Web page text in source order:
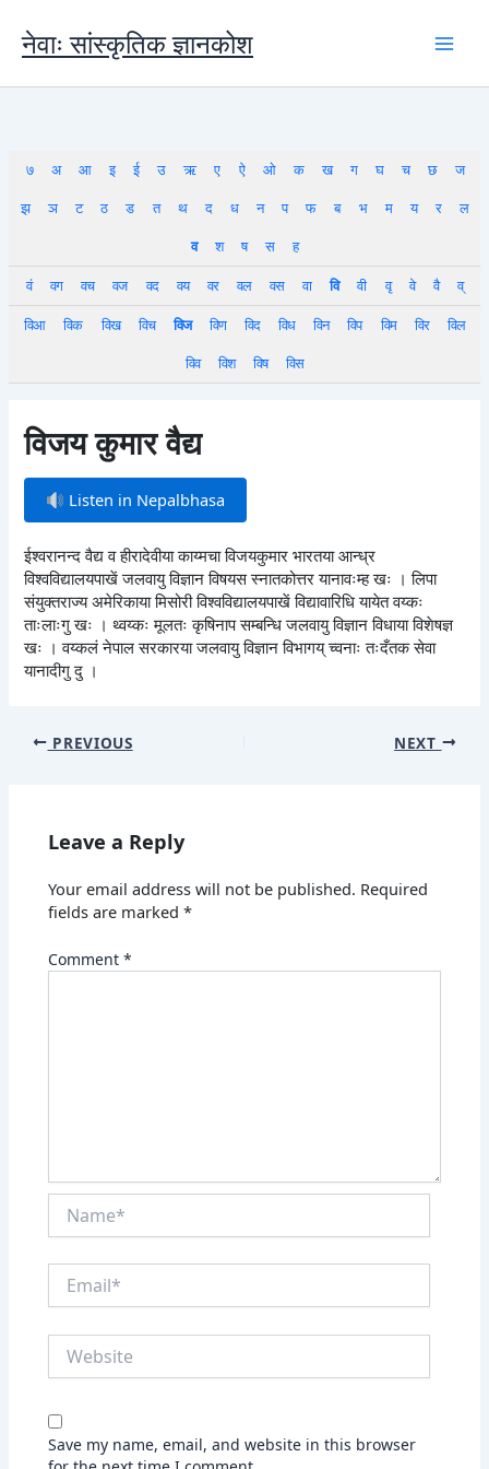
content
नेवाः सांस्कृतिक ज्ञानकोश
७ अ आ इ ई उ ऋ ए ऐ ओ क ख ग घ च छ
ज
झ
ञ ट ठ ड त थ द ध न प फ ब भ म य र
ल
व
श ष स
ह
वं
वग वच वज वद वय वर वल वस वा वि वी वृ वे वै
व्
विआ
विक विख विच विज विण विद विध विन विप विम विर
विल
विव
विश विष विस
विजय कुमार वैद्य
Listen in Nepalbhasa
ईश्वरानन्द वैद्य व हीरादेवीया काय्मचा विजयकुमार भारतया आन्ध्र
विश्वविद्यालयपाखें जलवायु विज्ञान विषयस स्नातकोत्तर यानावःम्ह खः । लिपा
संयुक्तराज्य अमेरिकाया मिसोरी विश्वविद्यालयपाखें विद्यावारिधि यायेत वय्कः
ताःलाःगु खः । थ्वय्कः मूलतः कृषिनाप सम्बन्धि जलवायु विज्ञान विधाया विशेषज्ञ
खः । वय्कलं नेपाल सरकारया जलवायु विज्ञान विभागय् च्वनाः तःदँतक सेवा
यानादीगु दु ।
PREVIOUS NEXT
Leave a Reply
Your email address will not be published. Required
fields are marked*
Comment*
Save my name, email, and website in this browser